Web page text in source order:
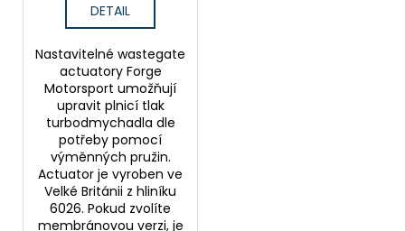
DETAIL
Nastavitelné wastegate
actuatory Forge
Motorsport umožňují
upravit plnicí tlak
turbodmychadla dle
potřeby pomocí
výměnných pružin.
Actuator je vyroben ve
Velké Británii z hliníku
6026. Pokud zvolíte
membránovou verzi, je